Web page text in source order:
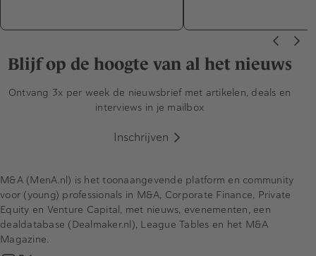
Blijf op de hoogte van al het nieuws
Ontvang 3x per week de nieuwsbrief met artikelen, deals en
interviews in je mailbox
Inschrijven
M&A (MenA.nl) is het toonaangevende platform en community
voor (young) professionals in M&A, Corporate Finance, Private
Equity en Venture Capital, met nieuws, evenementen, een
dealdatabase (Dealmaker.nl), League Tables en het M&A
Magazine.